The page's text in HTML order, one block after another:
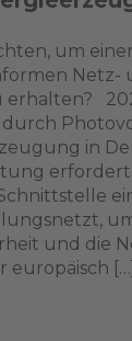
um
Netz-
erhalten?
in
und die
europäisch […]